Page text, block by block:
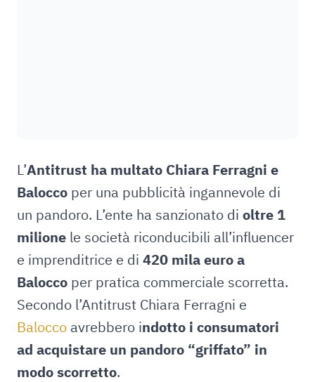
L’Antitrust ha multato Chiara Ferragni e
Balocco per una pubblicità ingannevole di
un pandoro. L’ente ha sanzionato di oltre 1
milione le società riconducibili all’influencer
e imprenditrice e di 420 mila euro a
Balocco per pratica commerciale scorretta.
Secondo l’Antitrust Chiara Ferragni e
Balocco avrebbero indotto i consumatori
ad acquistare un pandoro “griffato” in
modo scorretto.